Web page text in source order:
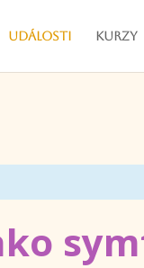
Události Kurzy